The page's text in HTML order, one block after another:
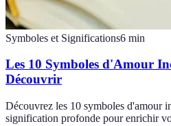
Symboles et Significations6 min
Les 10 Symboles d'Amour
Découvrir
Découvrez les 10 symboles d'amour
signification profonde pour enrichir